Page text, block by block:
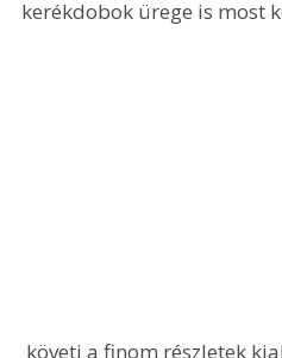
kerékdobok ürege is most